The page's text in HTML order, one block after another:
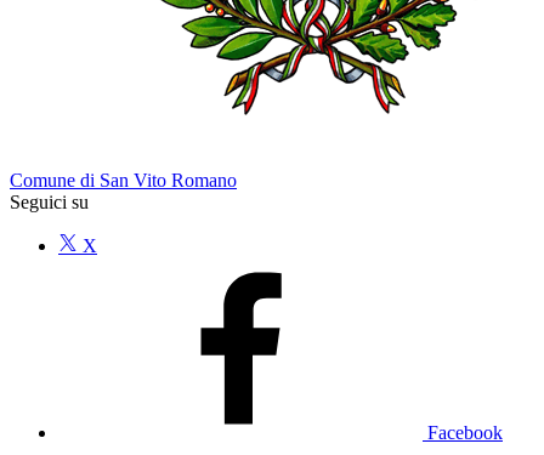
Comune di San Vito Romano
Seguici su
X
Facebook